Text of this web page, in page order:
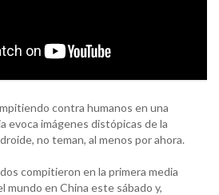
contra humanos en una
evoca imágenes distópicas de la
no teman, al menos por ahora.
compitieron en la primera media
mundo en China este sábado y,